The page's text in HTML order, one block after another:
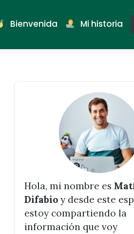
Bienvenida Mi historia
Hola, mi nombre es
Difabio y desde este
estoy compartiendo la
información que voy